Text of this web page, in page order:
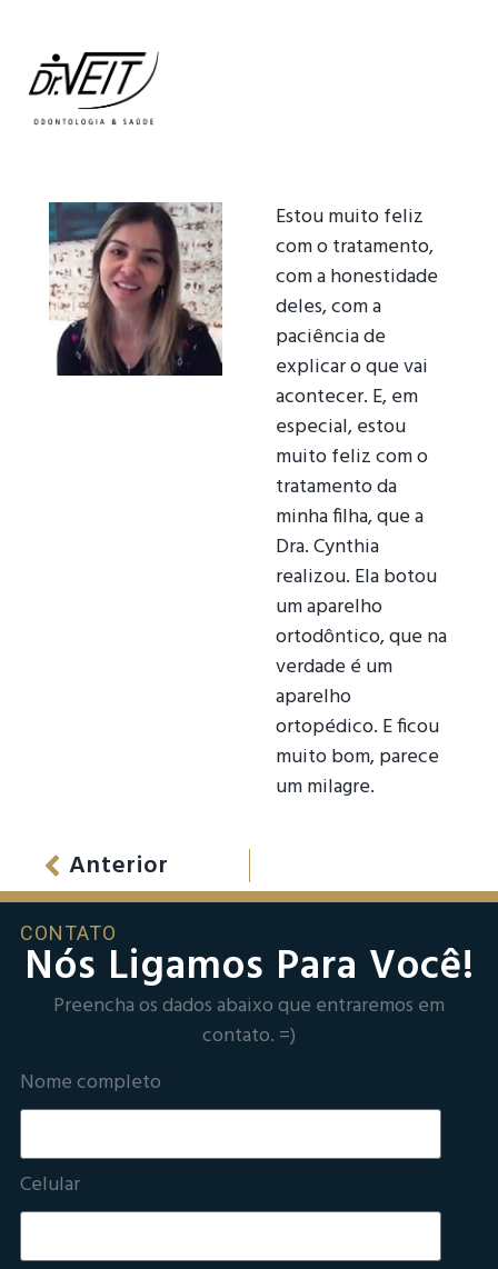
Estou muito feliz
com o tratamento,
com a honestidade
deles, com a
paciência de
explicar o que vai
acontecer. E, em
especial, estou
muito feliz com o
tratamento da
minha filha, que a
Dra. Cynthia
realizou. Ela botou
um aparelho
ortodôntico, que na
verdade é um
aparelho
ortopédico. E ficou
muito bom, parece
um milagre.
Anterior
CONTATO
Nós Ligamos Para Você!
Preencha os dados abaixo que entraremos em
contato. =)
Nome completo
Celular